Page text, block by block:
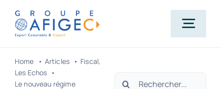
Passer
contenu
Accueil
Home Articles
Fiscal
Les Echos
Le nouveau régime
Rechercher: